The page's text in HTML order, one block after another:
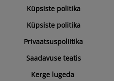
Küpsiste politika
Küpsiste politika
Privaatsuspoliitika
Saadavuse teatis
Kerge lugeda